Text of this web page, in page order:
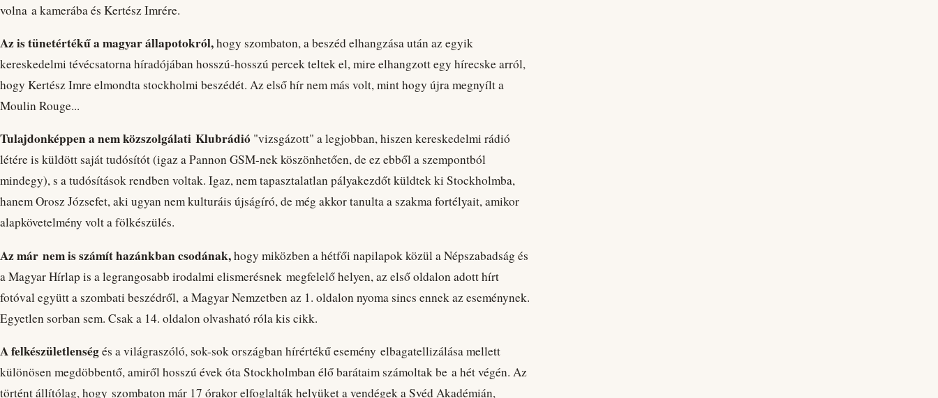
volna a kamerába és Kertész Imrére.
Az is tünetértékű a magyar állapotokról,hogy szombaton, a beszéd elhangzása után az egyik
kereskedelmi tévécsatorna híradójában hosszú-hosszú percek teltek el, mire elhangzott egy hírecske arról,
hogy Kertész Imre elmondta stockholmi beszédét. Az első hír nem más volt, mint hogy újra megnyílt a
Moulin Rouge...
Tulajdonképpen a nem közszolgálati Klubrádió "vizsgázott" a legjobban, hiszen kereskedelmi rádió
létére is küldött saját tudósítót (igaz a Pannon GSM-nek köszönhetően, de ez ebből a szempontból
mindegy), s a tudósítások rendben voltak. Igaz, nem tapasztalatlan pályakezdőt küldtek ki Stockholmba,
hanem Orosz Józsefet, aki ugyan nem kulturáis újságíró, de még akkor tanulta a szakma fortélyait, amikor
alapkövetelmény volt a fölkészülés.
Az már nem is számít hazánkban csodának,hogy miközben a hétfői napilapok közül a Népszabadság és
a Magyar Hírlap is a legrangosabb irodalmi elismerésnek megfelelő helyen, az első oldalon adott hírt
fotóval együtt a szombati beszédről, a Magyar Nemzetben az 1. oldalon nyoma sincs ennek az eseménynek.
Egyetlen sorban sem. Csak a 14. oldalon olvasható róla kis cikk.
A felkészületlenségés a világraszóló, sok-sok országban hírértékű esemény elbagatellizálása mellett
különösen megdöbbentő, amiről hosszú évek óta Stockholmban élő barátaim számoltak be a hét végén. Az
történt állítólag, hogy szombaton már 17 órakor elfoglalták helyüket a vendégek a Svéd Akadémián,